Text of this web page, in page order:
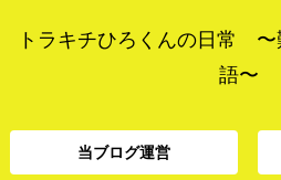
トラキチひろくんの日常
語〜
当ブログ運営